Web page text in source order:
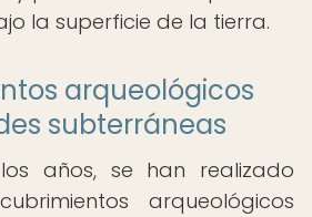
la superficie de la tierra.
arqueológicos
subterráneas
años, se han realizado
arqueológicos